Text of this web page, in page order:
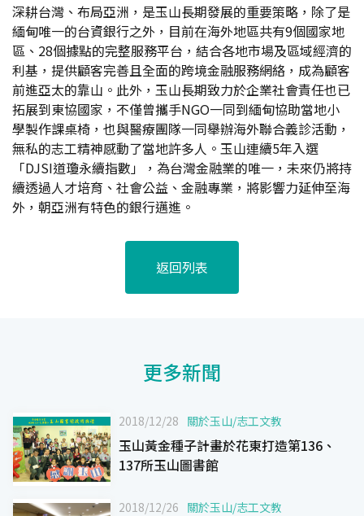
深耕台灣、布局亞洲，是玉山長期發展的重要策略，除了是
緬甸唯一的台資銀行之外，目前在海外地區共有9個國家地
區、28個據點的完整服務平台，結合各地市場及區域經濟的
利基，提供顧客完善且全面的跨境金融服務網絡，成為顧客
前進亞太的靠山。此外，玉山長期致力於企業社會責任也已
拓展到東協國家，不僅曾攜手NGO一同到緬甸協助當地小
學製作課桌椅，也與醫療團隊一同舉辦海外聯合義診活動，
無私的志工精神感動了當地許多人。玉山連續5年入選
「DJSI道瓊永續指數」，為台灣金融業的唯一，未來仍將持
續透過人才培育、社會公益、金融專業，將影響力延伸至海
外，朝亞洲有特色的銀行邁進。
返回列表
更多新聞
2018/12/28 關於玉山/志工文教
玉山黃金種子計畫於花東打造第136、
137所玉山圖書館
2018/12/26 關於玉山/志工文教